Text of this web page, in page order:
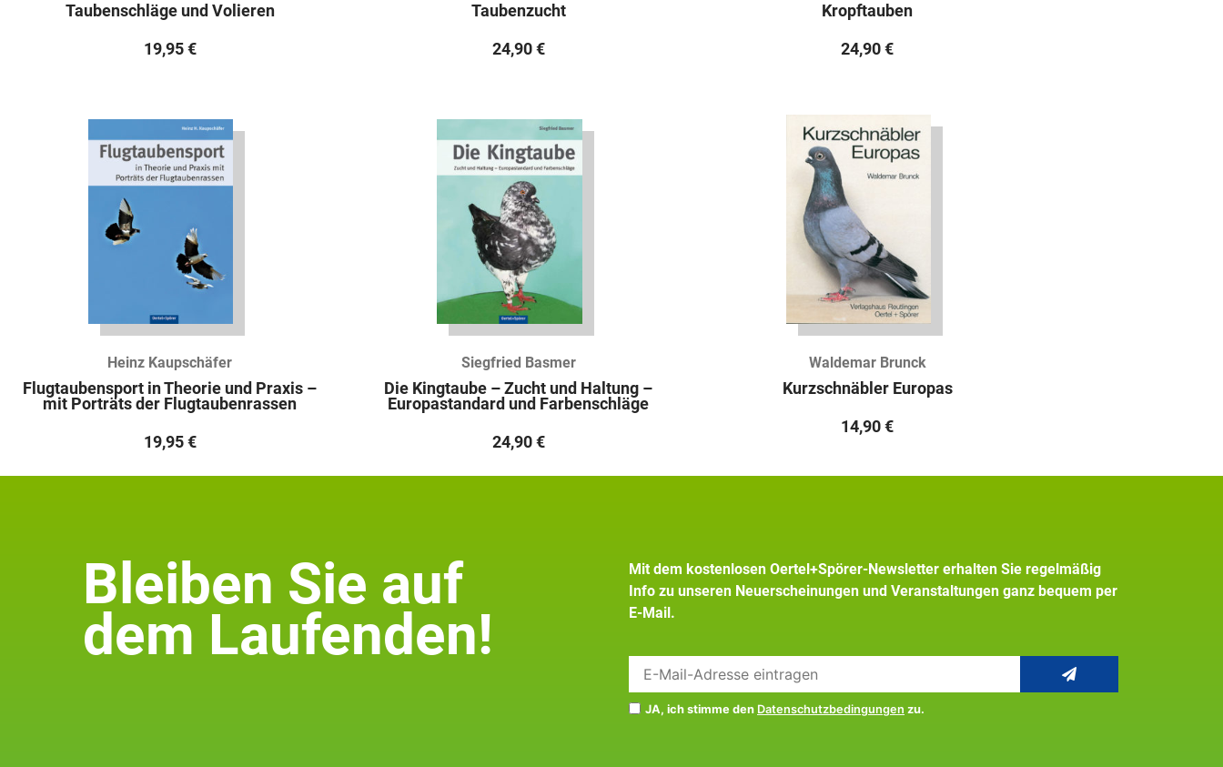
Taubenschläge und Volieren
19,95 €
Taubenzucht
24,90 €
Kropftauben
24,90€
Heinz Kaupschäfer
Flugtaubensport in Theorie und Praxis –
mit Porträts der Flugtaubenrassen
19,95 €
Siegfried Basmer
Die Kingtaube – Zucht und Haltung –
Europastandard und Farbenschläge
24,90 €
Waldemar Brunck
Kurzschnäbler Europas
14,90€
Bleiben Sie auf
dem Laufenden!
Mit dem kostenlosen Oertel+Spörer-Newsletter erhalten Sie regelmäßig
Info zu unseren Neuerscheinungen und Veranstaltungen ganz bequem per
E-Mail.
JA, ich stimme den Datenschutzbedingungen zu.